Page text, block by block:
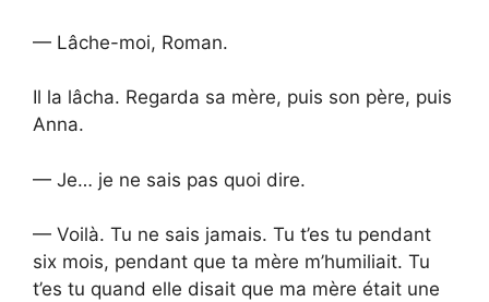
— Lâche-moi, Roman.
Il la lâcha. Regarda sa mère, puis son père, puis
Anna.
— Je… je ne sais pas quoi dire.
— Voilà. Tu ne sais jamais. Tu t’es tu pendant
six mois, pendant que ta mère m’humiliait. Tu
t’es tu quand elle disait que ma mère était une